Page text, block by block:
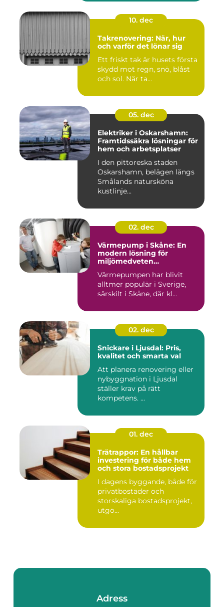
10. dec
Takrenovering: När, hur
och varför det lönar sig
Ett friskt tak är husets första
skydd mot regn, snö, blåst
och sol. När ta...
05. dec
Elektriker i Oskarshamn:
Framtidssäkra lösningar för
hem och arbetsplatser
I den pittoreska staden
Oskarshamn, belägen längs
Smålands natursköna
kustlinje...
02. dec
Värmepump i Skåne: En
modern lösning för
miljömedveten
Värmepumpen har blivit
alltmer populär i Sverige,
särskilt i Skåne, där kl...
02. dec
Snickare i Ljusdal: Pris,
kvalitet och smarta val
Att planera renovering eller
nybyggnation i Ljusdal
ställer krav på rätt
kompetens. ...
01. dec
Trätrappor: En hållbar
investering för både hem
och stora bostadsprojekt
I dagens byggande, både för
privatbostäder och
storskaliga bostadsprojekt,
utgö...
Adress